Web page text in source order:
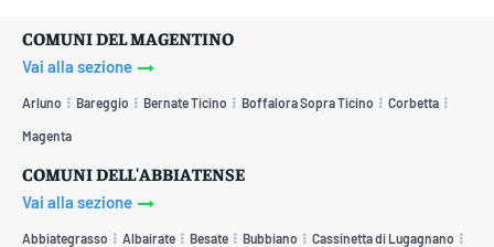
COMUNI DEL MAGENTINO
Vai alla sezione
Arluno Bareggio Bernate Ticino Boffalora Sopra Ticino Corbetta
Magenta
COMUNI DELL'ABBIATENSE
Vai alla sezione
Abbiategrasso Albairate Besate Bubbiano Cassinetta di Lugagnano